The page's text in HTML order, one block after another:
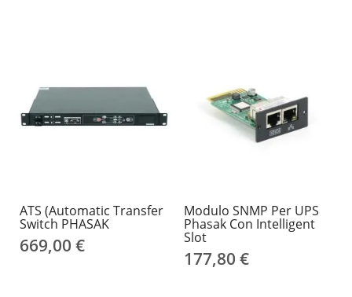
ATS (Automatic Transfer
Switch PHASAK
669,00 €
Modulo SNMP Per UPS
Phasak Con Intelligent
Slot
177,80 €